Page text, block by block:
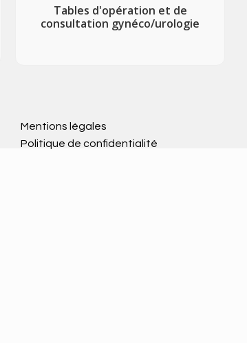
Tables d'opération et de
consultation gynéco/urologie
Mentions légales
Politique de confidentialité